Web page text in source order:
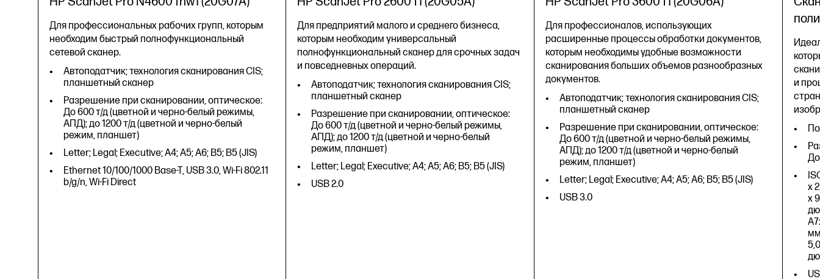
Для профессиональных рабочих групп, которым
необходим быстрый полнофункциональный
сетевой сканер.
Автоподатчик; технология сканирования CIS;
планшетный сканер
Разрешение при сканировании, оптическое:
До 600 т/д (цветной и черно-белый режимы,
АПД); до 1200 т/д (цветной и черно-белый
режим, планшет)
Letter; Legal; Executive; A4; A5; A6; B5; B5 (JIS)
Ethernet 10/100/1000 Base-T, USB 3.0, Wi-Fi 802.11
b/g/n, Wi-Fi Direct
Для предприятий малого и среднего бизнеса,
которым необходим универсальный
полнофункциональный сканер для срочных задач
и повседневных операций.
Автоподатчик; технология сканирования CIS;
планшетный сканер
Разрешение при сканировании, оптическое:
До 600 т/д (цветной и черно-белый режимы,
АПД); до 1200 т/д (цветной и черно-белый
режим, планшет)
Letter; Legal; Executive; A4; A5; A6; B5; B5 (JIS)
USB 2.0
Для профессионалов, использующих
расширенные процессы обработки документов,
которым необходимы удобные возможности
сканирования больших объемов разнообразных
документов.
Автоподатчик; технология сканирования CIS;
планшетный сканер
Разрешение при сканировании, оптическое:
До 600 т/д (цветной и черно-белый режимы,
АПД); до 1200 т/д (цветной и черно-белый
режим, планшет)
Letter; Legal; Executive; A4; A5; A6; B5; B5 (JIS)
USB 3.0
и
x
x